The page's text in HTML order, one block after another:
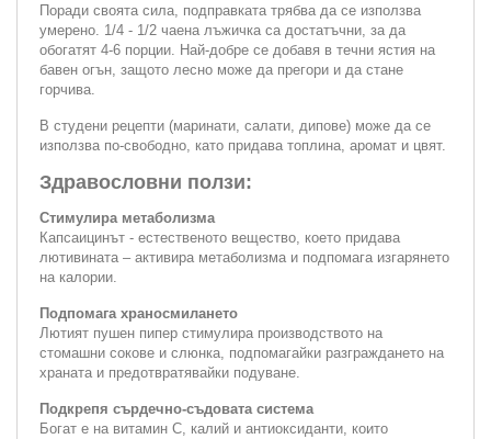
Поради своята сила, подправката трябва да се използва
умерено. 1/4 - 1/2 чаена лъжичка са достатъчни, за да
обогатят 4-6 порции. Най-добре се добавя в течни ястия на
бавен огън, защото лесно може да прегори и да стане
горчива.
В студени рецепти (маринати, салати, дипове) може да се
използва по-свободно, като придава топлина, аромат и цвят.
Здравословни ползи:
Стимулира метаболизма
Капсаицинът - естественото вещество, което придава
лютивината – активира метаболизма и подпомага изгарянето
на калории.
Подпомага храносмилането
Лютият пушен пипер стимулира производството на
стомашни сокове и слюнка, подпомагайки разграждането на
храната и предотвратявайки подуване.
Подкрепя сърдечно-съдовата система
Богат е на витамин С, калий и антиоксиданти, които